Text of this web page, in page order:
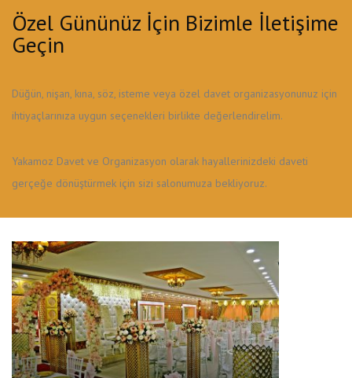
Özel Gününüz İçin Bizimle İletişime
Geçin
Düğün, nişan, kına, söz, isteme veya özel davet organizasyonunuz için
ihtiyaçlarınıza uygun seçenekleri birlikte değerlendirelim.
Yakamoz Davet ve Organizasyon olarak hayallerinizdeki daveti
gerçeğe dönüştürmek için sizi salonumuza bekliyoruz.